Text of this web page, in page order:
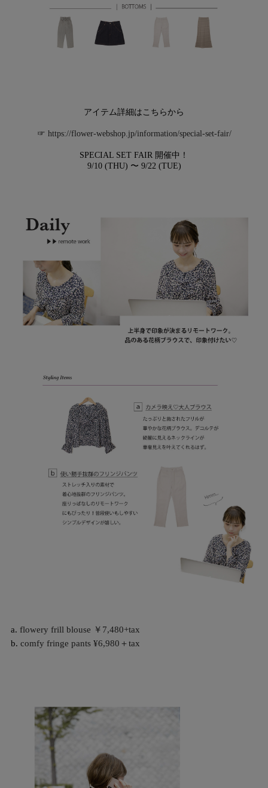
アイテム詳細はこちらから
☞ https://flower-webshop.jp/information/special-set-fair/
SPECIAL SET FAIR 開催中！
9/10 (THU) 〜 9/22 (TUE)
a. flowery frill blouse ￥7,480+tax
b. comfy fringe pants ¥6,980＋tax